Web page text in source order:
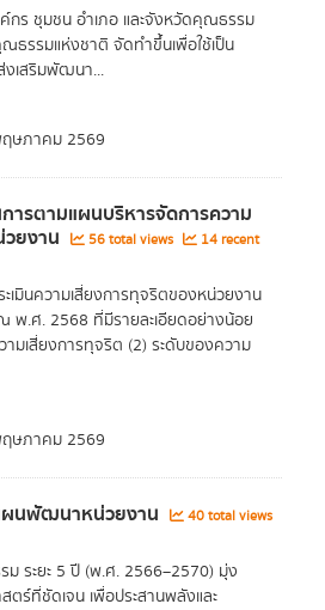
กร ชุมชน อำเภอ และจังหวัดคุณธรรม
ธรรมแห่งชาติ จัดทำขึ้นเพื่อใช้เป็น
งเสริมพัฒนา...
ษภาคม 2569
ารตามแผนบริหารจัดการความ
ยงาน 56 total views
14 recent
เมินความเสี่ยงการทุจริตของหน่วยงาน
พ.ศ. 2568 ที่มีรายละเอียดอย่างน้อย
ามเสี่ยงการทุจริต (2) ระดับของความ
ษภาคม 2569
นพัฒนาหน่วยงาน
40 total views
ระยะ 5 ปี (พ.ศ. 2566–2570) มุ่ง
ร์ที่ชัดเจน เพื่อประสานพลังและ